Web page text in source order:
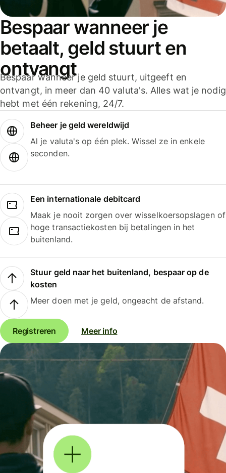
Bespaar wanneer je
betaalt, geld stuurt en
ontvangt
Bespaar wanneer je geld stuurt, uitgeeft en
ontvangt, in meer dan 40 valuta's. Alles wat je nodig
hebt met één rekening, 24/7.
Beheer je geld wereldwijd
Al je valuta's op één plek. Wissel ze in enkele
seconden.
Een internationale debitcard
Maak je nooit zorgen over wisselkoersopslagen of
hoge transactiekosten bij betalingen in het
buitenland.
Stuur geld naar het buitenland, bespaar op de
kosten
Meer doen met je geld, ongeacht de afstand.
Registreren Meer info